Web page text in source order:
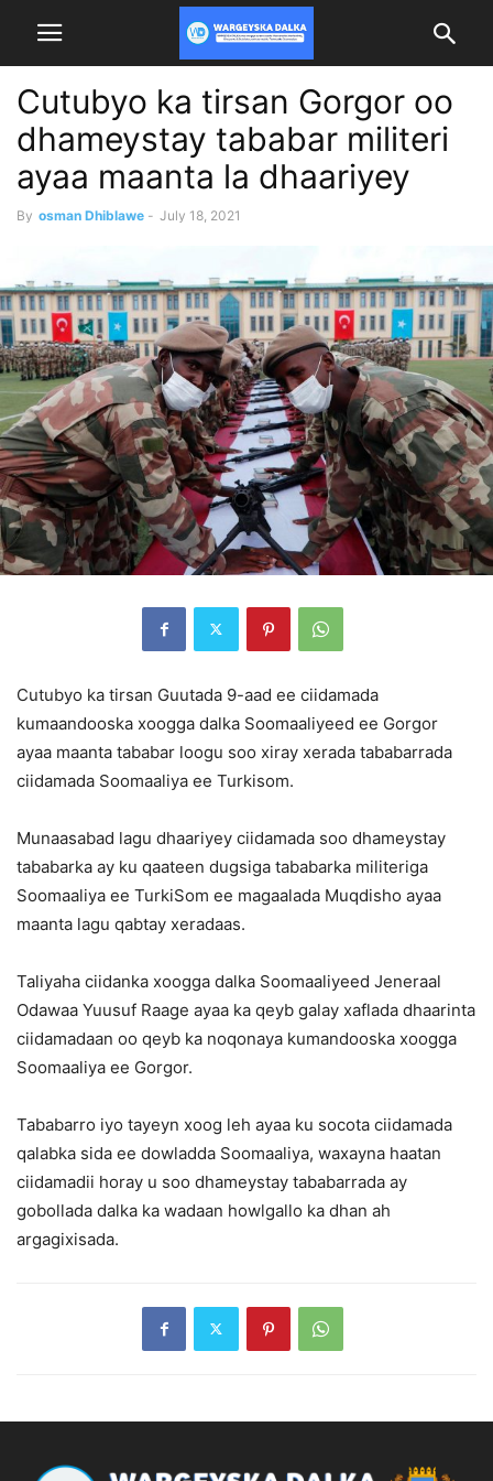
Cutubyo ka tirsan Gorgor oo
dhameystay tababar militeri
ayaa maanta la dhaariyey
By osman Dhiblawe - July 18, 2021
Cutubyo ka tirsan Guutada 9-aad ee ciidamada
kumaandooska xoogga dalka Soomaaliyeed ee Gorgor
ayaa maanta tababar loogu soo xiray xerada tababarrada
ciidamada Soomaaliya ee Turkisom.
Munaasabad lagu dhaariyey ciidamada soo dhameystay
tababarka ay ku qaateen dugsiga tababarka militeriga
Soomaaliya ee TurkiSom ee magaalada Muqdisho ayaa
maanta lagu qabtay xeradaas.
Taliyaha ciidanka xoogga dalka Soomaaliyeed Jeneraal
Odawaa Yuusuf Raage ayaa ka qeyb galay xaflada dhaarinta
ciidamadaan oo qeyb ka noqonaya kumandooska xoogga
Soomaaliya ee Gorgor.
Tababarro iyo tayeyn xoog leh ayaa ku socota ciidamada
qalabka sida ee dowladda Soomaaliya, waxayna haatan
ciidamadii horay u soo dhameystay tababarrada ay
gobollada dalka ka wadaan howlgallo ka dhan ah
argagixisada.